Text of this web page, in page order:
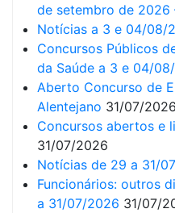
de setembro de 2026
Notícias a 3 e 04/08/
Concursos Públicos
da Saúde a 3 e 04/
Aberto Concurso de
Alentejano 31/07/2026
Concursos abertos e
31/07/2026
Notícias de 29 a 31/
Funcionários: outros
a 31/07/2026 31/07/